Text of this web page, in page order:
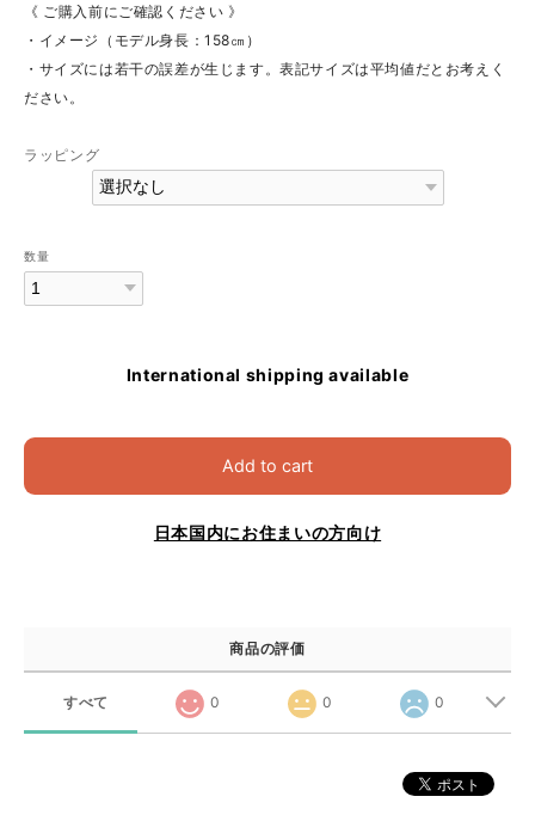
《 ご購入前にご確認ください 》
・イメージ（モデル身長：158㎝）
・サイズには若干の誤差が生じます。表記サイズは平均値だとお考えく
ださい。
ラッピング
数量
International shipping available
Add to cart
日本国内にお住まいの方向け
商品の評価
すべて 0 0 0